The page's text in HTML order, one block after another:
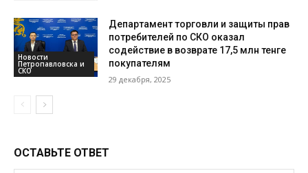
Новости
Петропавловска и
СКО
Департамент торговли и защиты прав
потребителей по СКО оказал
содействие в возврате 17,5 млн тенге
покупателям
29 декабря, 2025
ОСТАВЬТЕ ОТВЕТ